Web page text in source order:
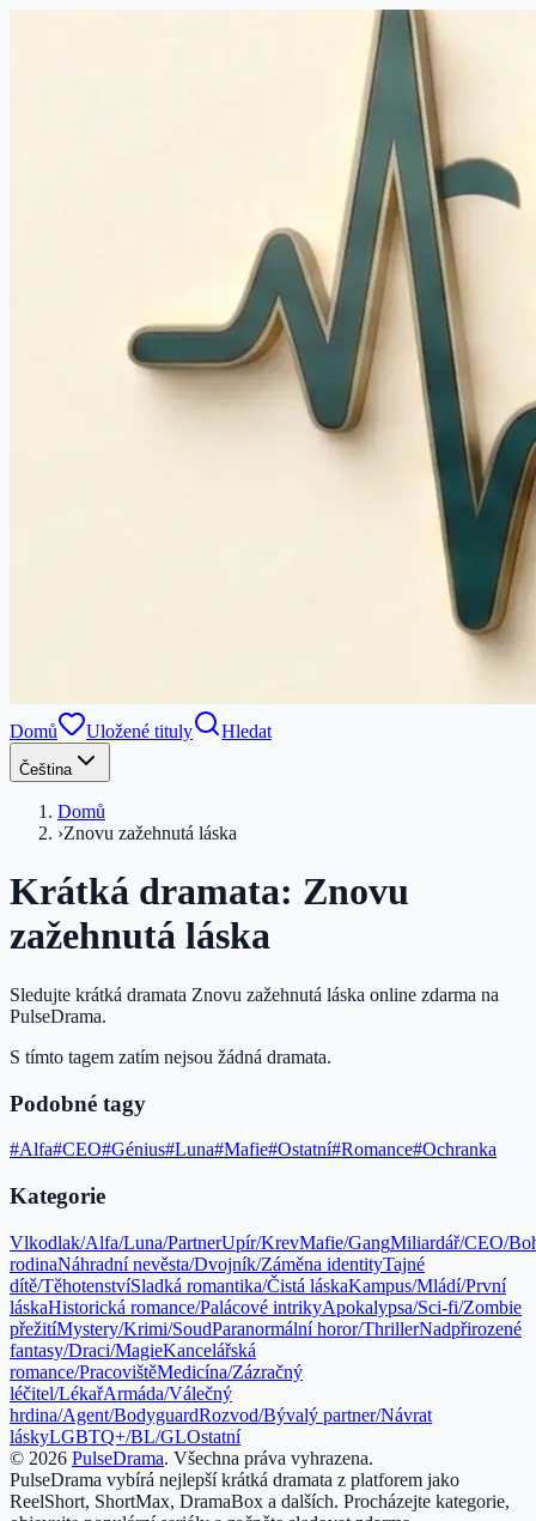
Domů Uložené tituly Hledat
Čeština
Domů
›Znovu zažehnutá láska
Krátká dramata: Znovu
zažehnutá láska
Sledujte krátká dramata Znovu zažehnutá láska online zdarma na
PulseDrama.
S tímto tagem zatím nejsou žádná dramata.
Podobné tagy
#Alfa#CEO#Génius#Luna#Mafie#Ostatní#Romance#Ochranka
Kategorie
Vlkodlak/Alfa/Luna/PartnerUpír/KrevMafie/GangMiliardář/CEO/
rodinaNáhradní nevěsta/Dvojník/Záměna identityTajné
dítě/TěhotenstvíSladká romantika/Čistá láskaKampus/Mládí/První
láskaHistorická romance/Palácové intrikyApokalypsa/Sci-fi/Zombie
přežitíMystery/Krimi/SoudParanormální horor/ThrillerNadpřirozené
fantasy/Draci/MagieKancelářská
romance/PracovištěMedicína/Zázračný
léčitel/LékařArmáda/Válečný
hrdina/Agent/BodyguardRozvod/Bývalý partner/Návrat
láskyLGBTQ+/BL/GLOstatní
© 2026 PulseDrama. Všechna práva vyhrazena.
PulseDrama vybírá nejlepší krátká dramata z platforem jako
ReelShort, ShortMax, DramaBox a dalších. Procházejte kategorie,